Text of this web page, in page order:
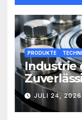
PRODUKTE
Industrie
JULI 24,